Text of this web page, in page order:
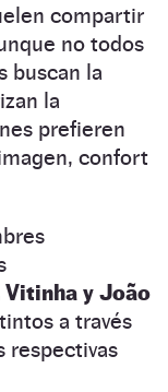
compartir
no todos
buscan la
la
prefieren
confort
y João
a través
respectivas